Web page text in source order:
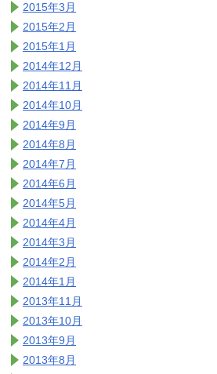
2015年3月
2015年2月
2015年1月
2014年12月
2014年11月
2014年10月
2014年9月
2014年8月
2014年7月
2014年6月
2014年5月
2014年4月
2014年3月
2014年2月
2014年1月
2013年11月
2013年10月
2013年9月
2013年8月